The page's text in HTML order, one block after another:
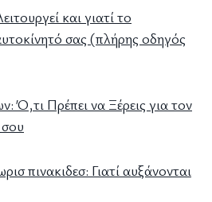
και γιατί το
σας (πλήρης οδηγός
Ό,τι Πρέπει να Ξέρεις για τον
πινακιδεσ: Γιατί αυξάνονται